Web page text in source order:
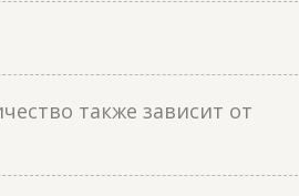
также зависит от